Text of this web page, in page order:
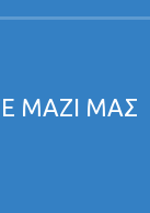
ΜΑΖΙ ΜΑΣ